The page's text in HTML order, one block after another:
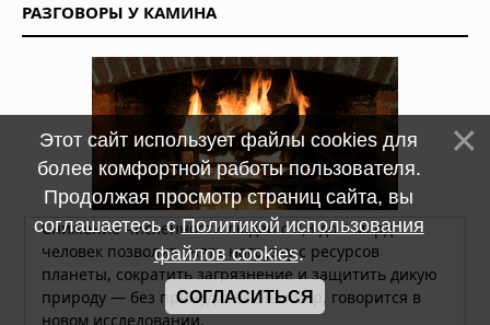
РАЗГОВОРЫ У КАМИНА
Этот сайт использует файлы cookies для
более комфортной работы пользователя.
Продолжая просмотр страниц сайта, вы
соглашаетесь сПолитикой использования
файлов cookies.
СОГЛАСИТЬСЯ